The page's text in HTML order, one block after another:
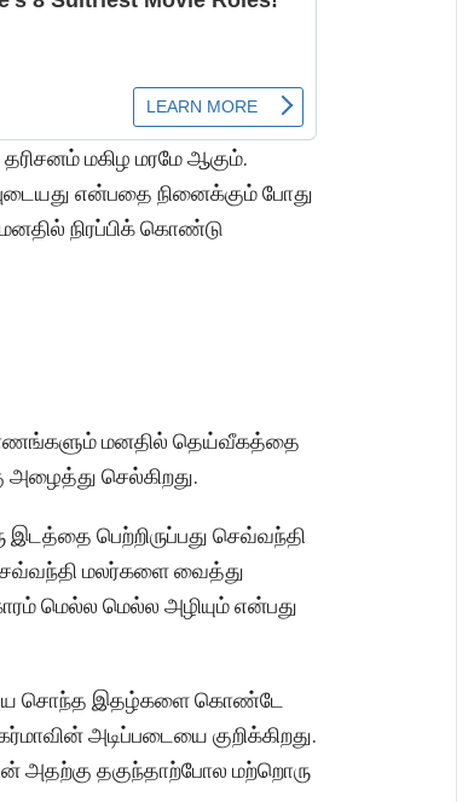
மகிழ மரமே ஆகும்.
என்பதை நினைக்கும் போது
நிரப்பிக் கொண்டு
மனதில் தெய்வீகத்தை
அழைத்து செல்கிறது.
பெற்றிருப்பது செவ்வந்தி
மலர்களை வைத்து
மெல்ல மெல்ல அழியும் என்பது
சொந்த இதழ்களை கொண்டே
அடிப்படையை குறிக்கிறது.
அதற்கு தகுந்தாற்போல மற்றொரு